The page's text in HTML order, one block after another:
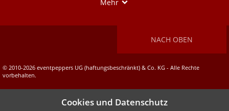
Mehr
NACH OBEN
© 2010-2026 eventpeppers UG (haftungsbeschränkt) & Co. KG - Alle Rechte
vorbehalten.
Cookies und Datenschutz